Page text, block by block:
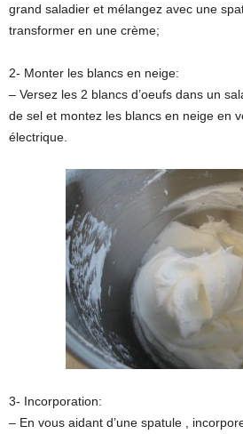
grand saladier et mélangez avec une
transformer en une crème;
2- Monter les blancs en neige:
– Versez les 2 blancs d’oeufs dans un
de sel et montez les blancs en neige en
électrique.
3- Incorporation:
– En vous aidant d’une spatule ,